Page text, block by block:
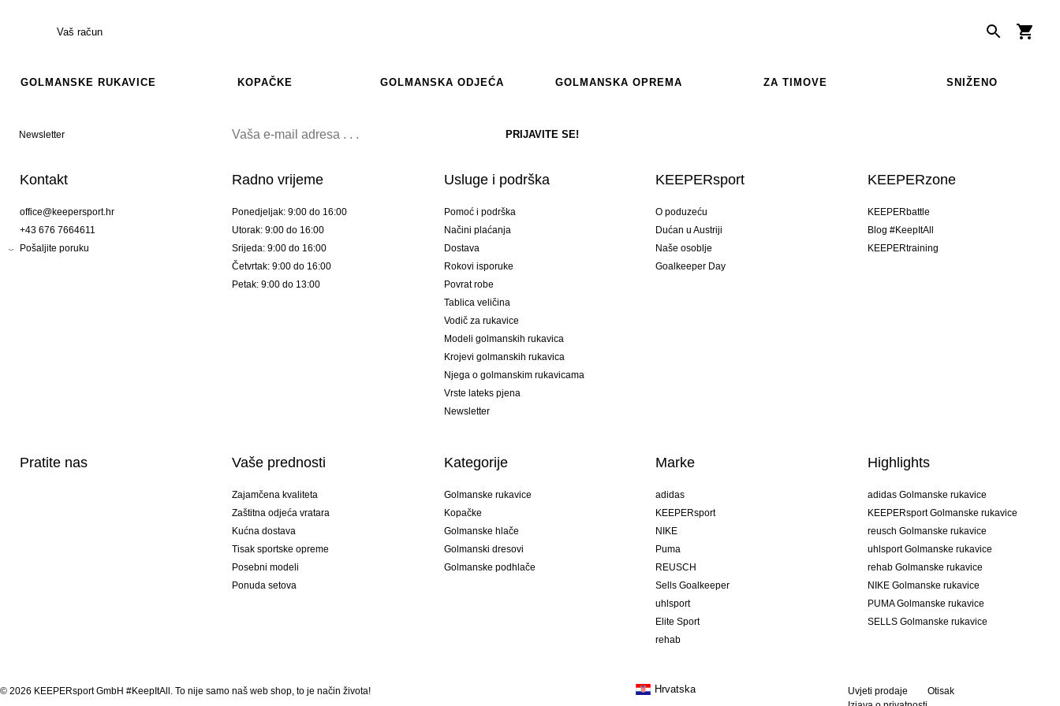
Vaš račun
GOLMANSKE RUKAVICE KOPAČKE GOLMANSKA ODJEĆA GOLMANSKA OPREMA ZA TIMOVE SNIŽENO
Newsletter
Kontakt
office@keepersport.hr
+43 676 7664611
Pošaljite poruku
Radno vrijeme
Ponedjeljak: 9:00 do 16:00
Utorak: 9:00 do 16:00
Srijeda: 9:00 do 16:00
Četvrtak: 9:00 do 16:00
Petak: 9:00 do 13:00
Usluge i podrška
Pomoć i podrška
Načini plaćanja
Dostava
Rokovi isporuke
Povrat robe
Tablica veličina
Vodič za rukavice
Modeli golmanskih rukavica
Krojevi golmanskih rukavica
Njega o golmanskim rukavicama
Vrste lateks pjena
Newsletter
KEEPERsport
O poduzeću
Dućan u Austriji
Naše osoblje
Goalkeeper Day
KEEPERzone
KEEPERbattle
Blog #KeepItAll
KEEPERtraining
Pratite nas Vaše prednosti
Zajamčena kvaliteta
Zaštitna odjeća vratara
Kućna dostava
Tisak sportske opreme
Posebni modeli
Ponuda setova
Kategorije
Golmanske rukavice
Kopačke
Golmanske hlače
Golmanski dresovi
Golmanske podhlače
Marke
adidas
KEEPERsport
NIKE
Puma
REUSCH
Sells Goalkeeper
uhlsport
Elite Sport
rehab
Highlights
adidas Golmanske rukavice
KEEPERsport Golmanske rukavice
reusch Golmanske rukavice
uhlsport Golmanske rukavice
rehab Golmanske rukavice
NIKE Golmanske rukavice
PUMA Golmanske rukavice
SELLS Golmanske rukavice
© 2026 KEEPERsport GmbH #KeepItAll. To nije samo naš web shop, to je način života! Uvjeti prodaje
Otisak
Hrvatska